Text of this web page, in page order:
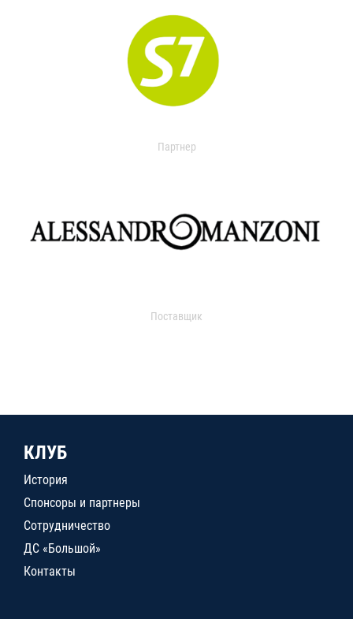
Партнер
Поставщик
КЛУБ
История
Спонсоры и партнеры
Сотрудничество
ДС «Большой»
Контакты